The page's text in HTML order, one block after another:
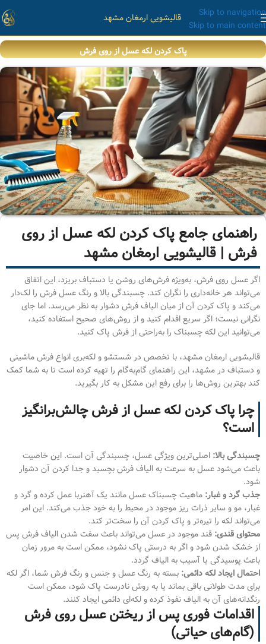
Skip to navigation
Skip to main content
قالیشویی ارمغان مشهد
پاک کردن لکه عسل از روی فرش
راهنمای جامع پاک کردن لکه عسل از روی
فرش | قالیشویی ارمغان مشهد
اگر عسل روی فرش، به‌ویژه فرش‌های روشن یا دستباف بریزد، این اتفاق
می‌تواند هر خانه‌داری را نگران کند. چسبندگی بالا و رنگ عسل فرش را لک‌دار
می‌کند و پاک کردن آن از میان الیاف فرش دشوار به نظر می‌رسد. اما جای
نگرانی نیست؛ اگر سریع اقدام کنید و از روش‌های صحیح استفاده کنید،
می‌توانید این لکه چسبناک را به‌راحتی از فرش پاک کنید.
قالیشویی ارمغان مشهد، با تخصص در شستشو و لکه‌بری انواع فرش ماشینی
و دستباف در مشهد، این راهنمای گام‌به‌گام را تهیه کرده است تا به شما کمک
کند بهترین روش‌ها را برای رفع این مشکل به کار بگیرید.
چرا پاک کردن لکه عسل از فرش چالش‌برانگیز
است؟
چسبندگی بالا: اصلی‌ترین ویژگی عسل، چسبندگی آن است. این خاصیت
باعث می‌شود عسل به سرعت به الیاف فرش بچسبد و جدا کردن آن دشوار
شود.
جذب گرد و غبار: ماهیت چسبناک عسل مانند یک آهنربا عمل کرده و گرد و
غبار، مو و سایر ذرات ریز موجود در محیط را به خود جذب می‌کند. این امر
می‌تواند لکه را تیره‌تر و پاک کردن آن را سخت‌تر کند.
محتوای قندی: قند موجود در عسل می‌تواند باعث سفت شدن الیاف فرش پس
از خشک شدن شود و اگر به درستی پاک نشود، ممکن است به مرور زمان
باعث پوسیدگی یا آسیب به الیاف گردد.
احتمال ایجاد لکه دائمی: بسته به رنگ عسل و جنس و رنگ فرش شما، اگر لکه
برای مدت طولانی باقی بماند یا به روش نادرست پاک شود، ممکن است
رنگدانه‌های آن به الیاف نفوذ کرده و لکه‌ای دائمی ایجاد کنند.
اقدامات فوری پس از ریختن عسل روی فرش
(گام‌های حیاتی)